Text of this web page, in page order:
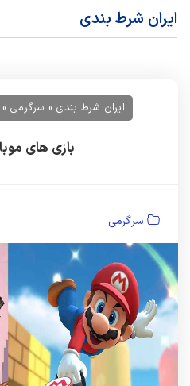
ایران شرط بندی
ایران شرط بندی » سرگرمی »
بازی های موبایل
سرگرمی